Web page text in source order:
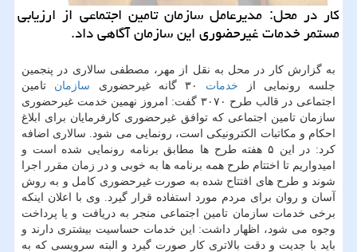
کار در محل: مدیرعامل سازمان تامین اجتماعی از ارزیابی
مستمر خدمات غیرحضوری این سازمان آگاهی داد.
به گزارش کار در محل به نقل از مهر، مصطفی سالاری در پنجمین
جلسه رونمایی از خدمات سازمان تامین
اجتماعی در قالب طرح ۳۰۷۰ گفت: امروز نهمین خدمت غیرحضوری
سازمان تامین اجتماعی که توافق غیرحضوری کارفرمایان برای ابلاغ
احکام و مکاتبات الکترونیکی است، رونمایی می شود. سالاری اضافه
کرد: در این ۵ هفته طرح ها مطابق برنامه رونمایی شده است و
امیدواریم تا اختتام طرح همه برنامه ها به خوبی و در زمان مقرر اجرا
شوند و طرح های افتتاح شده به صورت غیرحضوری کامل و به روش
آسان و روان برای مردم مورد استفاده قرار گیرد. وی با اعلان اینکه
برخی خدمات سازمان تامین اجتماعی منجر به دریافت و یا پرداخت
وجوه می شود، اظهار داشت: این خدمات حساسیت بیشتری دارند و
باید با جدیت و دقت بالاتری کار صورت گیرد و البته سرویسی که به